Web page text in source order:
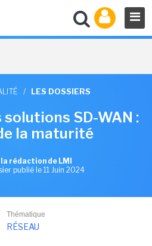
/ LES DOSSIERS
SD-WAN :
la maturité
rédaction de LMI
publié le 11 Juin 2024
Thématique
RÉSEAU